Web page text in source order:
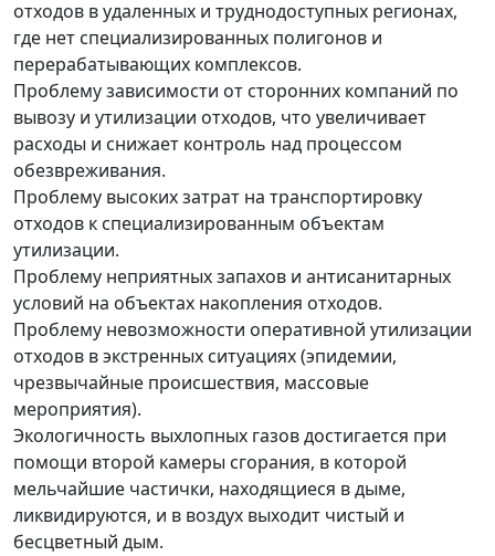
отходов в удаленных и труднодоступных регионах,
где нет специализированных полигонов и
перерабатывающих комплексов.
Проблему зависимости от сторонних компаний по
вывозу и утилизации отходов, что увеличивает
расходы и снижает контроль над процессом
обезвреживания.
Проблему высоких затрат на транспортировку
отходов к специализированным объектам
утилизации.
Проблему неприятных запахов и антисанитарных
условий на объектах накопления отходов.
Проблему невозможности оперативной утилизации
отходов в экстренных ситуациях (эпидемии,
чрезвычайные происшествия, массовые
мероприятия).
Экологичность выхлопных газовдостигается при
помощи второй камеры сгорания, в которой
мельчайшие частички, находящиеся в дыме,
ликвидируются, и в воздух выходит чистый и
бесцветный дым.